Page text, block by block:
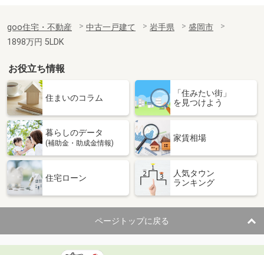
goo住宅・不動産 中古一戸建て 岩手県
盛岡市
1898万円 5LDK
お役立ち情報
住まいのコラム
「住みたい街」
を見つけよう
暮らしのデータ
(補助金・助成金情報)
家賃相場
住宅ローン
人気タウン
ランキング
ページトップに戻る